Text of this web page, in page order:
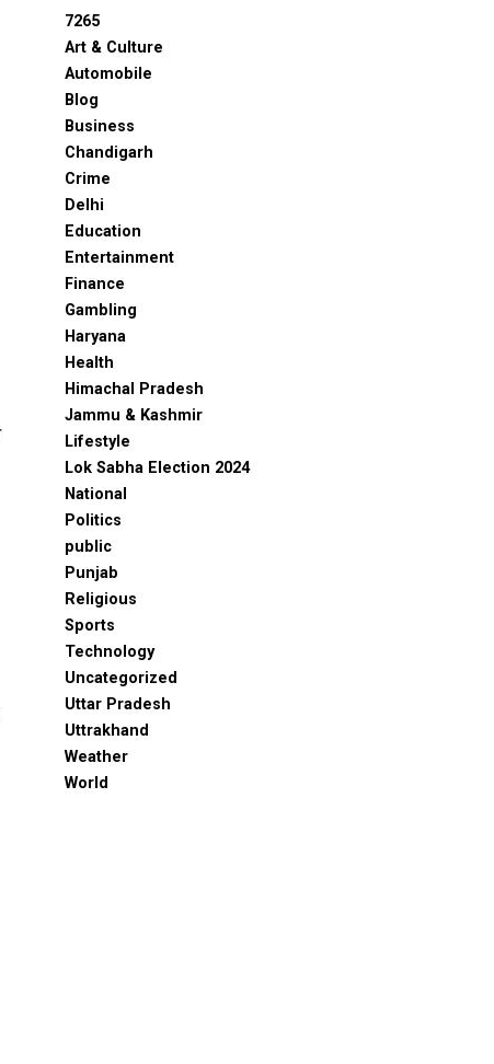
7265
Art & Culture
Automobile
Blog
Business
Chandigarh
Crime
Delhi
Education
Entertainment
Finance
Gambling
Haryana
Health
Himachal Pradesh
Jammu & Kashmir
Lifestyle
Lok Sabha Election 2024
National
Politics
public
Punjab
Religious
Sports
Technology
Uncategorized
Uttar Pradesh
Uttrakhand
Weather
World